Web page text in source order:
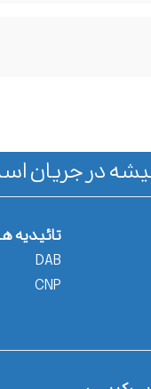
همیشه در جریان
تائیدیه
DAB
CNP